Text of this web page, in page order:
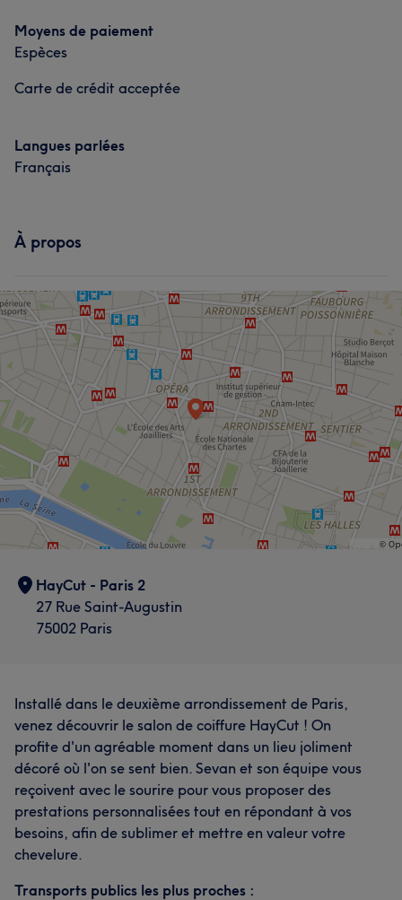
L'avis de nos clients sur Sevan
Efficace
Moyens de paiement
Espèces
Carte de crédit acceptée
Langues parlées
Français
À propos
HayCut - Paris 2
27 Rue Saint-Augustin
75002 Paris
Installé dans le deuxième arrondissement de Paris,
venez découvrir le salon de coiffure HayCut ! On
profite d'un agréable moment dans un lieu joliment
décoré où l'on se sent bien. Sevan et son équipe vous
reçoivent avec le sourire pour vous proposer des
prestations personnalisées tout en répondant à vos
besoins, afin de sublimer et mettre en valeur votre
chevelure.
Transports publics les plus proches :